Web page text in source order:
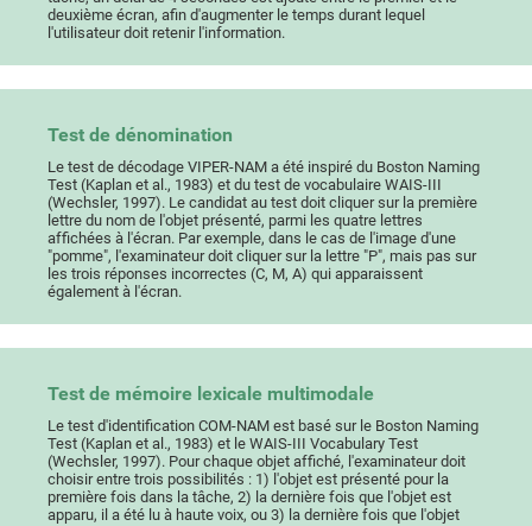
deuxième écran, afin d'augmenter le temps durant lequel
l'utilisateur doit retenir l'information.
Test de dénomination
Le test de décodage VIPER-NAM a été inspiré du Boston Naming
Test (Kaplan et al., 1983) et du test de vocabulaire WAIS-III
(Wechsler, 1997). Le candidat au test doit cliquer sur la première
lettre du nom de l'objet présenté, parmi les quatre lettres
affichées à l'écran. Par exemple, dans le cas de l'image d'une
"pomme", l'examinateur doit cliquer sur la lettre "P", mais pas sur
les trois réponses incorrectes (C, M, A) qui apparaissent
également à l'écran.
Test de mémoire lexicale multimodale
Le test d'identification COM-NAM est basé sur le Boston Naming
Test (Kaplan et al., 1983) et le WAIS-III Vocabulary Test
(Wechsler, 1997). Pour chaque objet affiché, l'examinateur doit
choisir entre trois possibilités : 1) l'objet est présenté pour la
première fois dans la tâche, 2) la dernière fois que l'objet est
apparu, il a été lu à haute voix, ou 3) la dernière fois que l'objet